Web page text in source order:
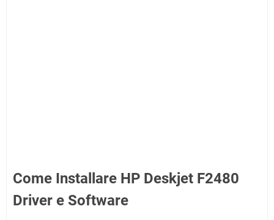
Come Installare HP Deskjet F2480
Driver e Software